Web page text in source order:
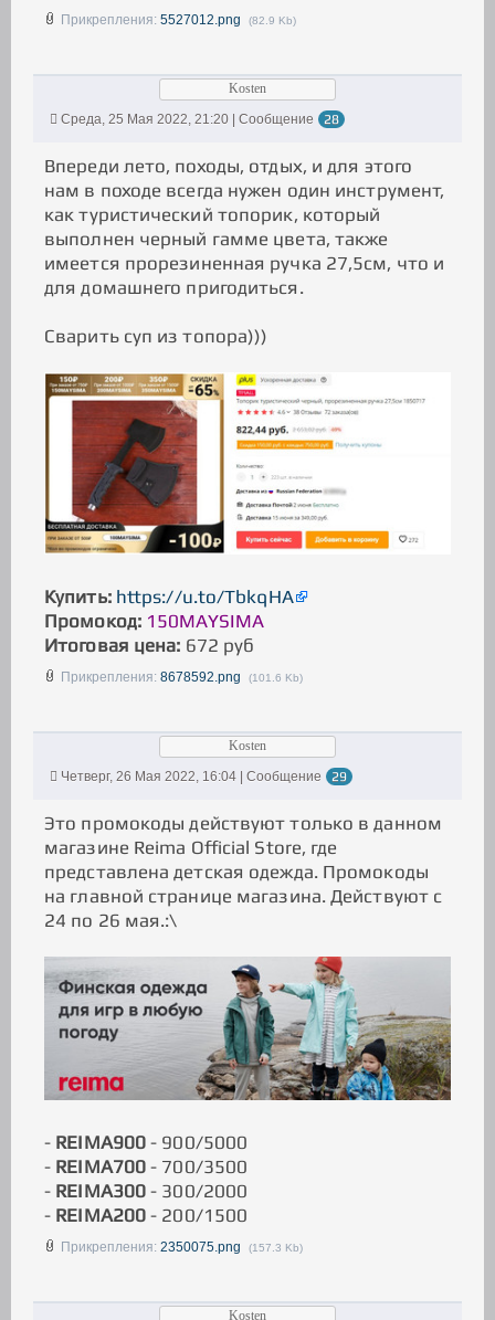
Прикрепления: 5527012.png (82.9 Kb)
Kosten
Среда, 25 Мая 2022, 21:20 | Сообщение
28
Впереди лето, походы, отдых, и для этого
нам в походе всегда нужен один инструмент,
как туристический топорик, который
выполнен черный гамме цвета, также
имеется прорезиненная ручка 27,5см, что и
для домашнего пригодиться.
Сварить суп из топора)))
Купить: https://u.to/TbkqHA
Промокод: 150MAYSIMA
Итоговая цена: 672 руб
Прикрепления: 8678592.png (101.6 Kb)
Kosten
Четверг, 26 Мая 2022, 16:04 | Сообщение
29
Это промокоды действуют только в данном
магазине Reima Official Store, где
представлена детская одежда. Промокоды
на главной странице магазина. Действуют с
24 по 26 мая.:\
- REIMA900 - 900/5000
- REIMA700 - 700/3500
- REIMA300 - 300/2000
- REIMA200 - 200/1500
Прикрепления: 2350075.png (157.3 Kb)
Kosten